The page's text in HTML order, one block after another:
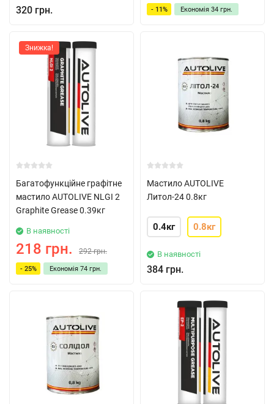
320 грн. - 11% Економія 34 грн.
Знижка!
Багатофункційне графітне
мастило AUTOLIVE NLGI 2
Graphite Grease 0.39кг
В наявності
218 грн. 292 грн.
- 25% Економія 74 грн.
Мастило AUTOLIVE
Литол-24 0.8кг
0.4кг 0.8кг
В наявності
384 грн.